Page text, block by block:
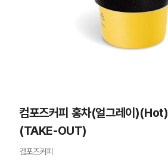
컴포즈커피 홍차(얼그레이)(Hot)
(TAKE-OUT)
컴포즈커피